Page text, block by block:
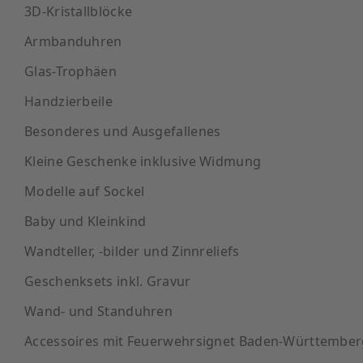
3D-Kristallblöcke
Armbanduhren
Glas-Trophäen
Handzierbeile
Besonderes und Ausgefallenes
Kleine Geschenke inklusive Widmung
Modelle auf Sockel
Baby und Kleinkind
Wandteller, -bilder und Zinnreliefs
Geschenksets inkl. Gravur
Wand- und Standuhren
Accessoires mit Feuerwehrsignet Baden-